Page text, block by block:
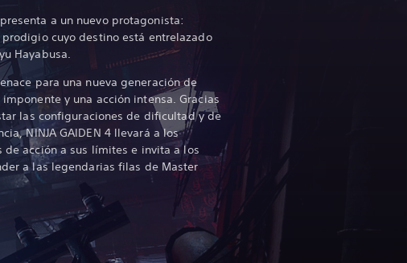
a un nuevo protagonista:
cuyo destino está entrelazado
Hayabusa.
para una nueva generación de
y una acción intensa. Gracias
las configuraciones de dificultad y de
NINJA GAIDEN 4 llevará a los
de acción a sus límites e invita a los
a las legendarias filas de Master